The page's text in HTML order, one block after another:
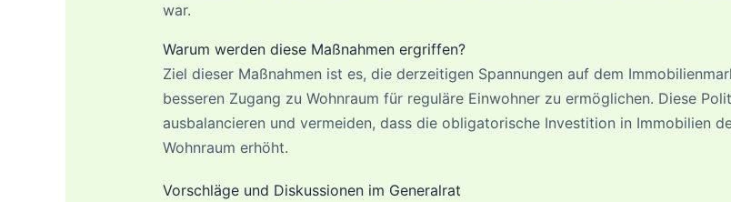
war.
Warum werden diese Maßnahmen ergriffen?
Ziel dieser Maßnahmen ist es, die derzeitigen Spannungen auf dem
besseren Zugang zu Wohnraum für reguläre Einwohner zu ermöglichen. Diese
ausbalancieren und vermeiden, dass die obligatorische Investition in Immobilien
Wohnraum erhöht.
Vorschläge und Diskussionen im Generalrat